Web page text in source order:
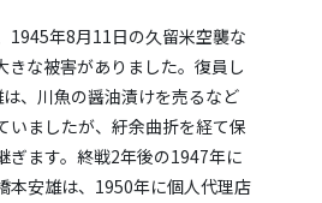
1945年8月11日の久留米空襲な
きな被害がありました。復員し
、川魚の醤油漬けを売るなど
いましたが、紆余曲折を経て保
ぎます。終戦2年後の1947年に
本安雄は、1950年に個人代理店